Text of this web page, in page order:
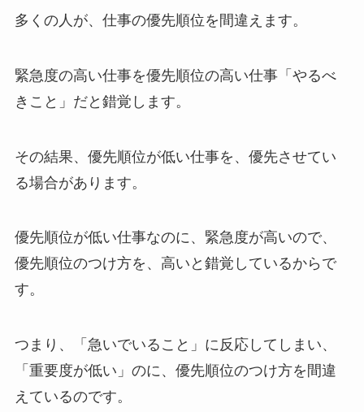
多くの人が、仕事の優先順位を間違えます。
緊急度の高い仕事を優先順位の高い仕事「やるべ
きこと」だと錯覚します。
その結果、優先順位が低い仕事を、優先させてい
る場合があります。
優先順位が低い仕事なのに、緊急度が高いので、
優先順位のつけ方を、高いと錯覚しているからで
す。
つまり、「急いでいること」に反応してしまい、
「重要度が低い」のに、優先順位のつけ方を間違
えているのです。